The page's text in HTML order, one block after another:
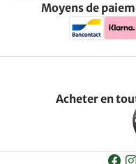
Moyens de
Acheter en